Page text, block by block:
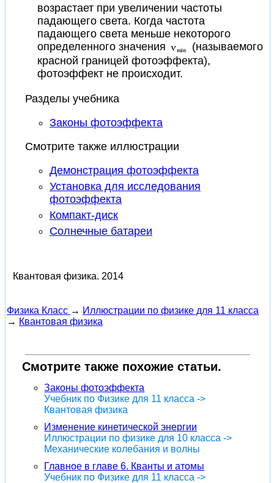
возрастает при увеличении частоты
падающего света. Когда частота
падающего света меньше некоторого
определенного значения
(называемого
красной границей фотоэффекта),
фотоэффект не происходит.
Разделы учебника
Законы фотоэффекта
Смотрите также иллюстрации
Демонстрация фотоэффекта
Установка для исследования
фотоэффекта
Компакт-диск
Солнечные батареи
Квантовая физика. 2014
Физика Класс → Иллюстрации по физике для 11 класса
→ Квантовая физика
Смотрите также похожие статьи.
Законы фотоэффекта
Учебник по Физике для 11 класса ->
Квантовая физика
Изменение кинетической энергии
Иллюстрации по физике для 10 класса ->
Механические колебания и волны
Главное в главе 6. Кванты и атомы
Учебник по Физике для 11 класса ->